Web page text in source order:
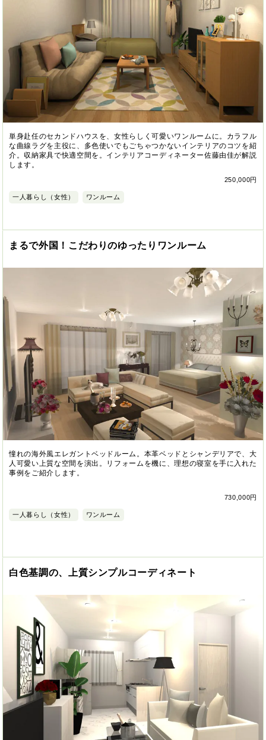
単身赴任のセカンドハウスを、女性らしく可愛いワンルームに。カラフル
な曲線ラグを主役に、多色使いでもごちゃつかないインテリアのコツを紹
介。収納家具で快適空間を。インテリアコーディネーター佐藤由佳が解説
します。
250,000円
一人暮らし（女性） ワンルーム
まるで外国！こだわりのゆったりワンルーム
憧れの海外風エレガントベッドルーム。本革ベッドとシャンデリアで、大
人可愛い上質な空間を演出。リフォームを機に、理想の寝室を手に入れた
事例をご紹介します。
730,000円
一人暮らし（女性） ワンルーム
白色基調の、上質シンプルコーディネート